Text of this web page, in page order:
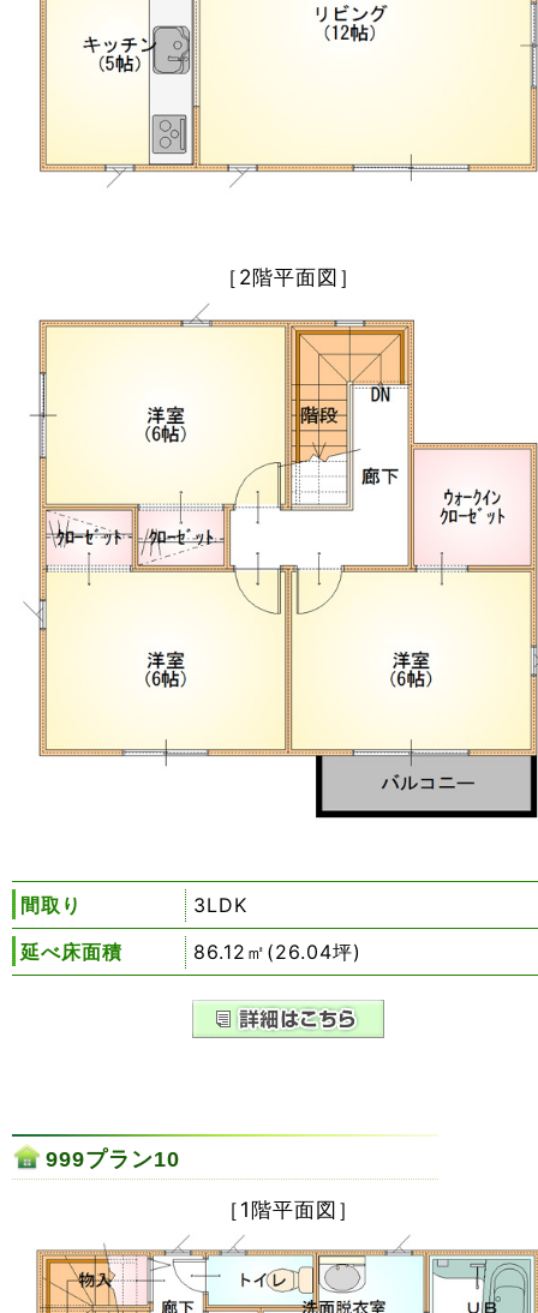
［2階平面図］
間取り
3LDK
延べ床面積
86.12㎡(26.04坪)
999プラン10
［1階平面図］